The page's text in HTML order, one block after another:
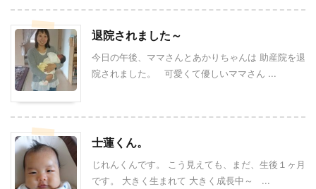
退院されました～
今日の午後、ママさんとあかりちゃんは 助産院を退
院されました。 可愛くて優しいママさん ...
士蓮くん。
じれんくんです。 こう見えても、まだ、生後１ヶ月
です。 大きく生まれて 大きく成長中～ ...